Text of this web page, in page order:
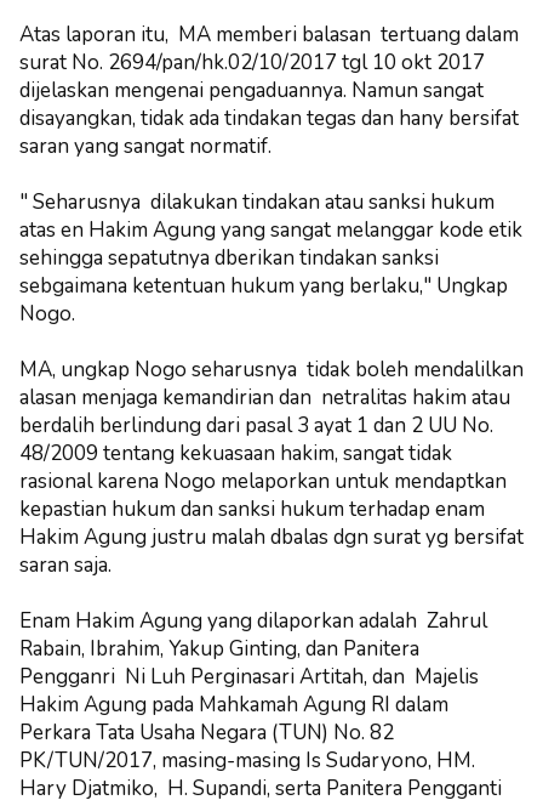
Atas laporan itu, MA memberi balasan tertuang dalam
surat No. 2694/pan/hk.02/10/2017 tgl 10 okt 2017
dijelaskan mengenai pengaduannya. Namun sangat
disayangkan, tidak ada tindakan tegas dan hany bersifat
saran yang sangat normatif.
" Seharusnya dilakukan tindakan atau sanksi hukum
atas en Hakim Agung yang sangat melanggar kode etik
sehingga sepatutnya dberikan tindakan sanksi
sebgaimana ketentuan hukum yang berlaku," Ungkap
Nogo.
MA, ungkap Nogo seharusnya tidak boleh mendalilkan
alasan menjaga kemandirian dan netralitas hakim atau
berdalih berlindung dari pasal 3 ayat 1 dan 2 UU No.
48/2009 tentang kekuasaan hakim, sangat tidak
rasional karena Nogo melaporkan untuk mendaptkan
kepastian hukum dan sanksi hukum terhadap enam
Hakim Agung justru malah dbalas dgn surat yg bersifat
saran saja.
Enam Hakim Agung yang dilaporkan adalah Zahrul
Rabain, Ibrahim, Yakup Ginting, dan Panitera
Pengganri Ni Luh Perginasari Artitah, dan Majelis
Hakim Agung pada Mahkamah Agung RI dalam
Perkara Tata Usaha Negara (TUN) No. 82
PK/TUN/2017, masing-masing Is Sudaryono, HM.
Hary Djatmiko, H. Supandi, serta Panitera Pengganti